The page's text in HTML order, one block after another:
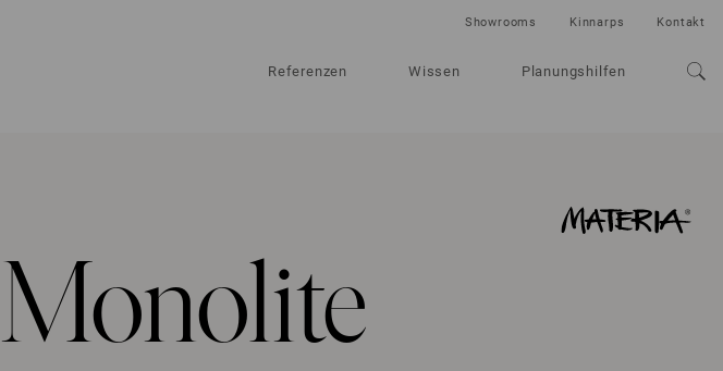
Referenzen Wissen Planungshilfen
Showrooms Kinnarps Kontakt
Monolite